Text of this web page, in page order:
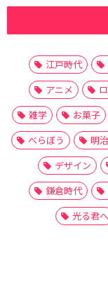
江戸時代
アニメ
雑学
お菓子
べらぼう
明
デザイン
鎌倉時代
光る君へ